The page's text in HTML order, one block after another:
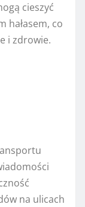
cieszyć
hałasem, co
i zdrowie.
na ulicach